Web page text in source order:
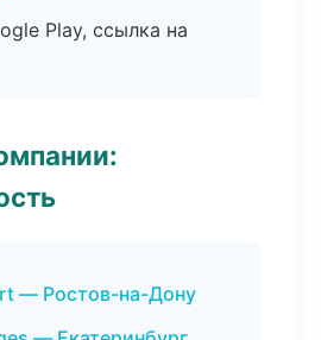
Play, ссылка на
— Ростов-на-Дону